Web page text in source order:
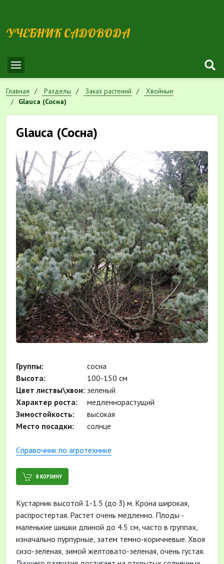
УЧЕБНИК САДОВОДА
Главная Разделы Заказ растений
Хвойные
Glauca (Сосна)
Glauca (Сосна)
Группы:
сосна
Высота:
100-150 см
Цвет листвы\хвои: зеленый
Характер роста:
медленнорастущий
Зимостойкость:
высокая
Место посадки:
солнце
Cправочник по агротехнике
В КОРЗИНУ
Кустарник высотой 1-1.5 (до 3) м. Крона широкая,
распростертая. Растет очень медленно. Плоды -
маленькие шишки длиной до 4.5 см, часто в группах,
изначально пурпурные, затем темно-коричневые. Хвоя
сизо-зеленая, зимой желтовато-зеленая, очень густая.